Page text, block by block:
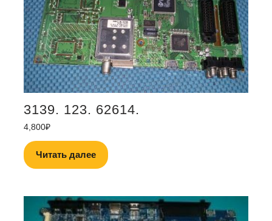
3139. 123. 62614.
4,800₽
Читать далее